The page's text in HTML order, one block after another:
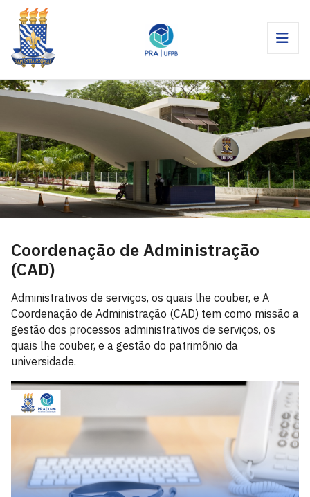
Coordenação de Administração
(CAD)
Administrativos de serviços, os quais lhe couber, e A
Coordenação de Administração (CAD) tem como missão a
gestão dos processos administrativos de serviços, os
quais lhe couber, e a gestão do patrimônio da
universidade.